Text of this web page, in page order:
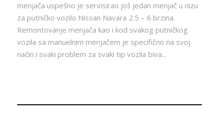
menjača uspešno je servisirao još jedan menjač u nizu
za putničko vozilo Nissan Navara 2.5 – 6 brzina.
Remontovanje menjača kao i kod svakog putničkog
vozila sa manuelnim menjačem je specifično na svoj
način i svaki problem za svaki tip vozila biva...